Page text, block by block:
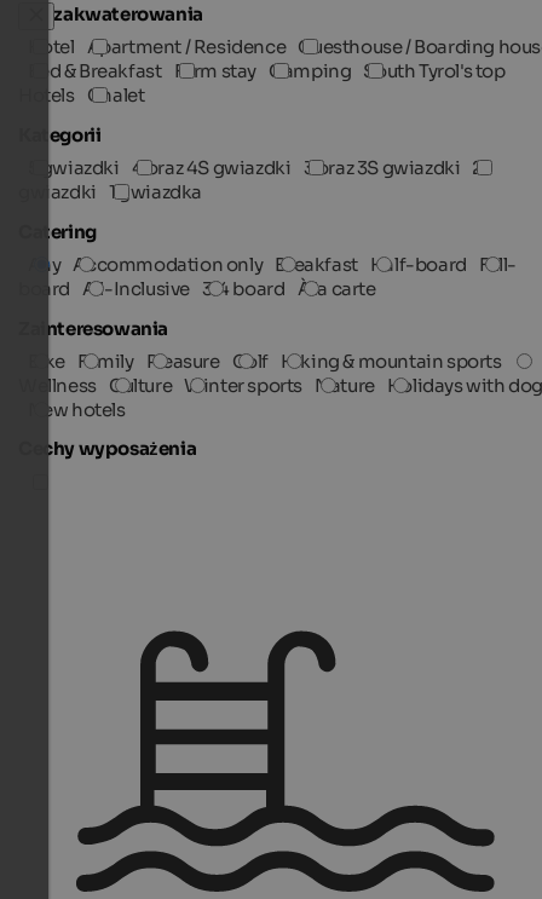
Typ zakwaterowania
Hotel Apartment / Residence Guesthouse / Boarding
Bed & Breakfast Farm stay Camping South Tyrol's top
Hotels Chalet
Kategorii
5 gwiazdki 4 oraz 4S gwiazdki 3 oraz 3S gwiazdki 2
gwiazdki 1 gwiazdka
Catering
Any Accommodation only Breakfast Half-board
Full-
board All-Inclusive 3/4 board À la carte
Zainteresowania
Bike Family Pleasure Golf Hiking & mountain sports
Wellness Culture Winter sports Nature Holidays with
New hotels
Cechy wyposażenia